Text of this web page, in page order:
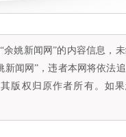
余姚新闻网”的内容信息，
新闻网”，违者本网将依法
版权归原作者所有。如